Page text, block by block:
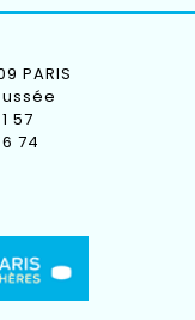
PARIS
57
74